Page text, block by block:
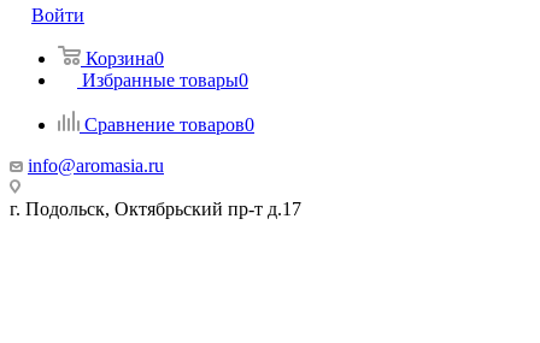
Войти
Корзина0
Избранные товары0
Сравнение товаров0
info@aromasia.ru
г. Подольск, Октябрьский пр-т д.17